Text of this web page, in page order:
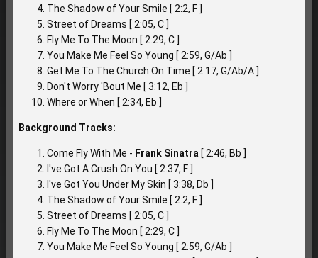
The Shadow of Your Smile [ 2:2, F ]
Street of Dreams [ 2:05, C ]
Fly Me To The Moon [ 2:29, C ]
You Make Me Feel So Young [ 2:59, G/Ab ]
Get Me To The Church On Time [ 2:17, G/Ab/A ]
Don't Worry 'Bout Me [ 3:12, Eb ]
Where or When [ 2:34, Eb ]
Background Tracks:
Come Fly With Me - Frank Sinatra [ 2:46, Bb ]
I've Got A Crush On You [ 2:37, F ]
I've Got You Under My Skin [ 3:38, Db ]
The Shadow of Your Smile [ 2:2, F ]
Street of Dreams [ 2:05, C ]
Fly Me To The Moon [ 2:29, C ]
You Make Me Feel So Young [ 2:59, G/Ab ]